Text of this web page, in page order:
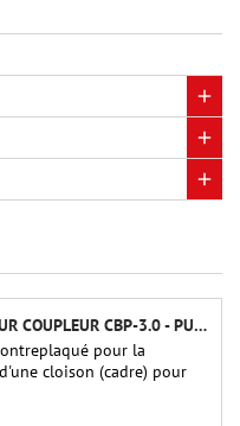
PLAQUE POUR COUPLEUR CBP-3.0 - PUBLIC MISSILES LTD.
pour la
cloison (cadre) pour
de 75 mm de Public
(PT-3.0/QT-3.0)